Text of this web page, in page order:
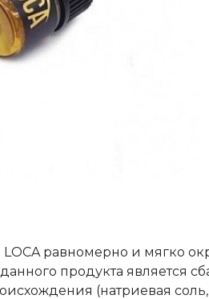
равномерно и мягко
продукта
(натриевая